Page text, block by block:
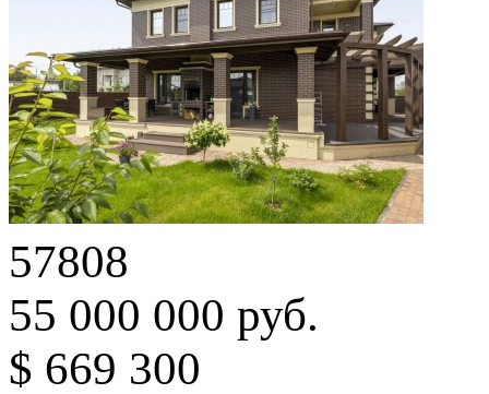
57808
55 000 000 руб.
$ 669 300